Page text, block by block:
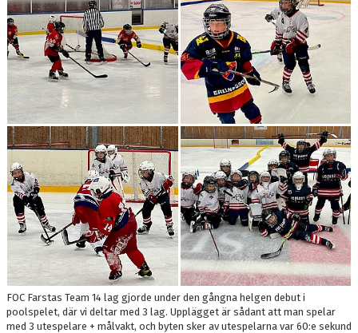
DOKUMENT
KONTAKT
FOC Farstas Team 14 lag gjorde under den gångna helgen debut i
poolspelet, där vi deltar med 3 lag. Upplägget är sådant att man spelar
med 3 utespelare + målvakt, och byten sker av utespelarna var 60:e sekund